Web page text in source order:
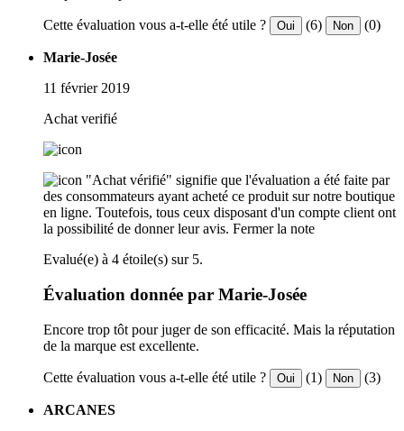
Cette évaluation vous a-t-elle été utile ? Oui (6) Non (0)
Marie-Josée
11 février 2019
Achat verifié
"Achat vérifié" signifie que l'évaluation a été faite par
des consommateurs ayant acheté ce produit sur notre boutique
en ligne. Toutefois, tous ceux disposant d'un compte client ont
la possibilité de donner leur avis. Fermer la note
Evalué(e) à 4 étoile(s) sur 5.
Évaluation donnée par Marie-Josée
Encore trop tôt pour juger de son efficacité. Mais la réputation
de la marque est excellente.
Cette évaluation vous a-t-elle été utile ? Oui (1) Non (3)
ARCANES